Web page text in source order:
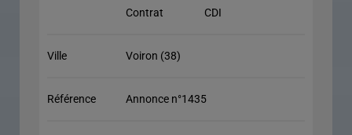
Contrat
CDI
Ville Voiron (38)
Référence Annonce n°1435